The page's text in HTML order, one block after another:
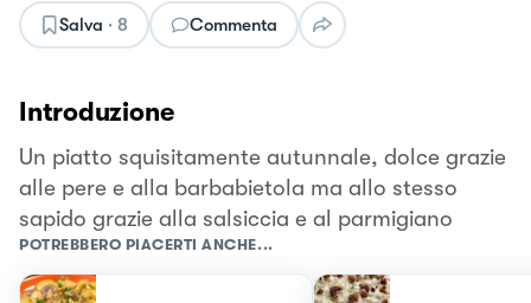
Salva · 8 Commenta
Introduzione
Un piatto squisitamente autunnale, dolce grazie
alle pere e alla barbabietola ma allo stesso
sapido grazie alla salsiccia e al parmigiano
POTREBBERO PIACERTI ANCHE...